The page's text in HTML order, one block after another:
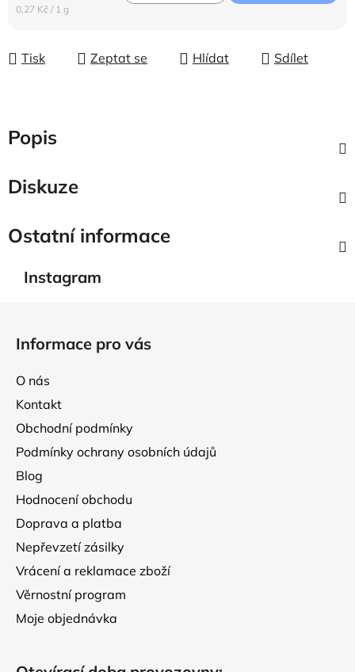
Měrná cena:
0,27 Kč / 1 g
Tisk Zeptat se Hlídat Sdílet
Popis
Diskuze
Ostatní informace
Instagram
Informace pro vás
O nás
Kontakt
Obchodní podmínky
Podmínky ochrany osobních údajů
Blog
Hodnocení obchodu
Doprava a platba
Nepřevzetí zásilky
Vrácení a reklamace zboží
Věrnostní program
Moje objednávka